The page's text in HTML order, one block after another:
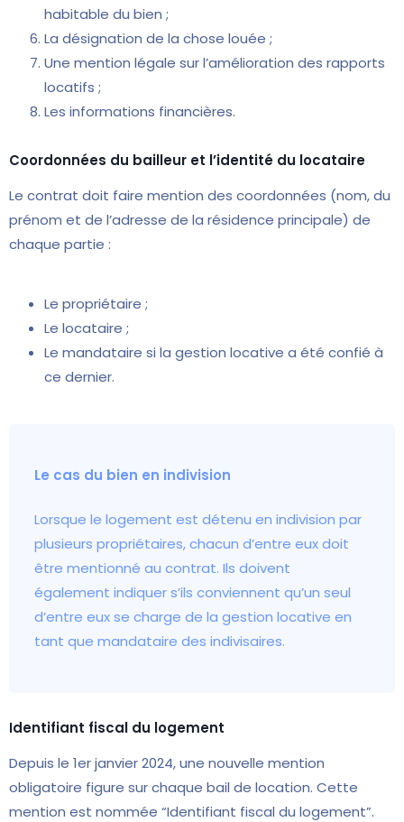
habitable du bien ;
La désignation de la chose louée ;
Une mention légale sur l’amélioration des rapports
locatifs ;
Les informations financières.
Coordonnées du bailleur et l’identité du locataire
Le contrat doit faire mention des coordonnées (nom, du
prénom et de l’adresse de la résidence principale) de
chaque partie :
Le propriétaire ;
Le locataire ;
Le mandataire si la gestion locative a été confié à
ce dernier.
Le cas du bien en indivision
Lorsque le logement est détenu en indivision par
plusieurs propriétaires, chacun d’entre eux doit
être mentionné au contrat. Ils doivent
également indiquer s’ils conviennent qu’un seul
d’entre eux se charge de la gestion locative en
tant que mandataire des indivisaires.
Identifiant fiscal du logement
Depuis le 1er janvier 2024, une nouvelle mention
obligatoire figure sur chaque bail de location. Cette
mention est nommée “Identifiant fiscal du logement”.